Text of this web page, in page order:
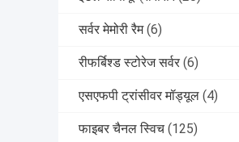
सर्वर मेमोरी रैम (6)
रीफर्बिश्ड स्टोरेज सर्वर (6)
एसएफपी ट्रांसीवर मॉड्यूल (4)
फाइबर चैनल स्विच (125)